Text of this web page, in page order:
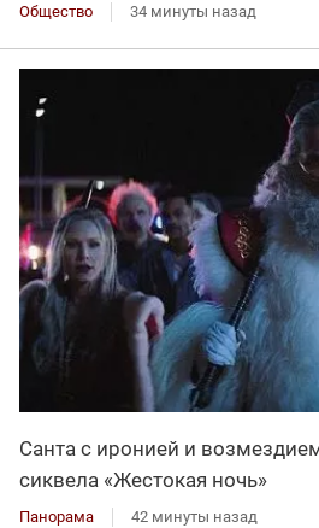
Общество 34 минуты назад
Санта с иронией и
сиквела «Жестокая ночь»
Панорама 42 минуты назад